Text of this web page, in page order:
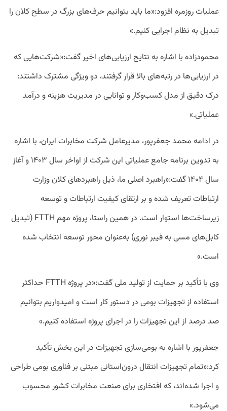
عملیات روزمره افزود:«ما باید بتوانیم حرف‌های بزرگ در سطح کلان را
تبدیل به نظام اجرایی کنیم.»
محمودزاده با اشاره به نتایج ارزیابی‌های اخیر گفت:«شرکت‌هایی که
در ارزیابی‌ها در رتبه‌های بالا قرار گرفتند، دو ویژگی مشترک داشتند:
درک دقیق از مدل کسب‌وکار و توانایی در مدیریت هزینه و درآمد
عملیاتی.»
در ادامه محمد جعفرپور، مدیرعامل شرکت مخابرات ایران، با اشاره
به تدوین برنامه جامع عملیاتی این شرکت از اواخر سال ۱۴۰۳ و آغاز
سال ۱۴۰۴ گفت:«راهبرد اصلی ما، ذیل راهبردهای کلان وزارت
ارتباطات تعریف شده و بر ارتقای کیفیت ارتباطات و توسعه
زیرساخت‌ها استوار است. در همین راستا، پروژه مهم FTTH (تبدیل
کابل‌های مسی به فیبر نوری) به‌عنوان محور توسعه انتخاب شده
است.»
وی با تأکید بر حمایت از تولید ملی گفت:«در پروژه FTTH حداکثر
استفاده از تجهیزات بومی در دستور کار است و امیدواریم بتوانیم
صد درصد از این تجهیزات را در اجرای پروژه استفاده کنیم.»
جعفرپور با اشاره به بومی‌سازی تجهیزات در این بخش تأکید
کرد:«تمام تجهیزات انتقال درون‌استانی مبتنی بر فناوری بومی طراحی
و اجرا شده‌اند، که افتخاری برای صنعت مخابرات کشور محسوب
می‌شود.»